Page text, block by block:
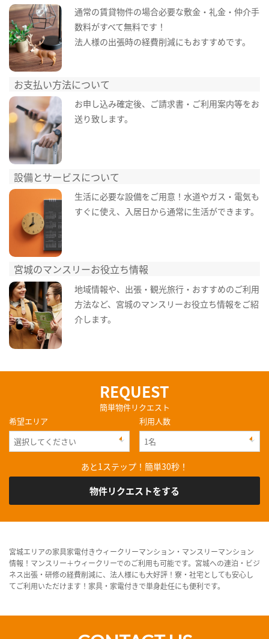
通常の賃貸物件の場合必要な敷金・礼金・仲介手
数料がすべて無料です！
法人様の出張時の経費削減にもおすすめです。
お支払い方法について
お申し込み確定後、ご請求書・ご利用案内等をお
送り致します。
設備とサービスについて
生活に必要な設備をご用意！水道やガス・電気も
すぐに使え、入居日から通常に生活ができます。
宮城のマンスリーお役立ち情報
地域情報や、出張・観光旅行・おすすめのご利用
方法など、宮城のマンスリーお役立ち情報をご紹
介します。
REQUEST
簡単物件リクエスト
希望エリア
利用人数
あと1ステップ！簡単30秒！
物件リクエストをする
宮城エリアの家具家電付きウィークリーマンション・マンスリーマンション
情報！マンスリー＋ウィークリーでのご利用も可能です。宮城への連泊・ビジ
ネス出張・研修の経費削減に、法人様にも大好評！寮・社宅としても安心し
てご利用いただけます！家具・家電付きで単身赴任にも便利です。